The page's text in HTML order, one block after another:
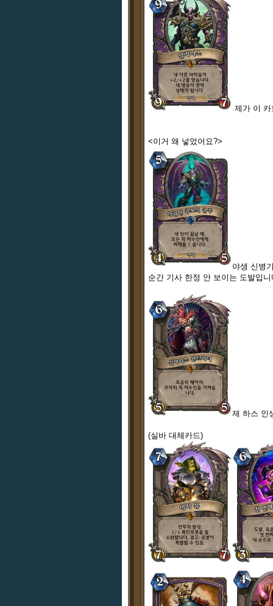
제가 이
<이거 왜 넣었어요?>
야생 신병
순간 기사 한정 안 보이는 도발입니
제 하스 인
(실바 대체카드)